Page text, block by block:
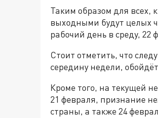
Таким образом для всех,
выходными будут целых
рабочий день в среду, 22
Стоит отметить, что
середину недели,
Кроме того, на текущей
21 февраля, признание
страны, а также 24